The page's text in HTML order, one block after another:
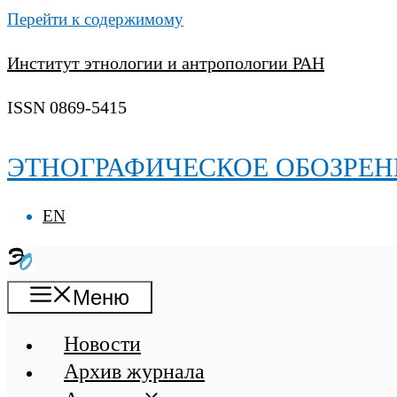
Перейти к содержимому
Институт этнологии и антропологии РАН
ISSN 0869-5415
ЭТНОГРАФИЧЕСКОЕ
EN
Меню
Новости
Архив журнала